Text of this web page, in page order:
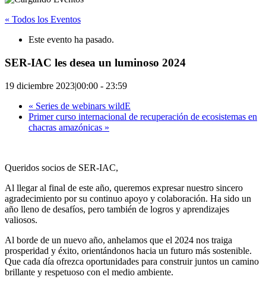
« Todos los Eventos
Este evento ha pasado.
SER-IAC les desea un luminoso 2024
19 diciembre 2023|00:00 - 23:59
« Series de webinars wildE
Primer curso internacional de recuperación de ecosistemas en
chacras amazónicas »
Queridos socios de SER-IAC,
Al llegar al final de este año, queremos expresar nuestro sincero
agradecimiento por su continuo apoyo y colaboración. Ha sido un
año lleno de desafíos, pero también de logros y aprendizajes
valiosos.
Al borde de un nuevo año, anhelamos que el 2024 nos traiga
prosperidad y éxito, orientándonos hacia un futuro más sostenible.
Que cada día ofrezca oportunidades para construir juntos un camino
brillante y respetuoso con el medio ambiente.